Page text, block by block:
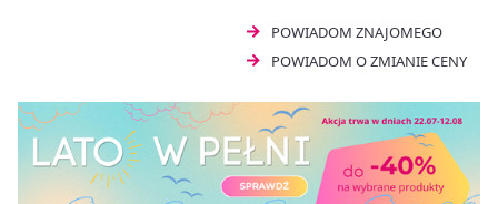
POWIADOM ZNAJOMEGO
POWIADOM O ZMIANIE CENY